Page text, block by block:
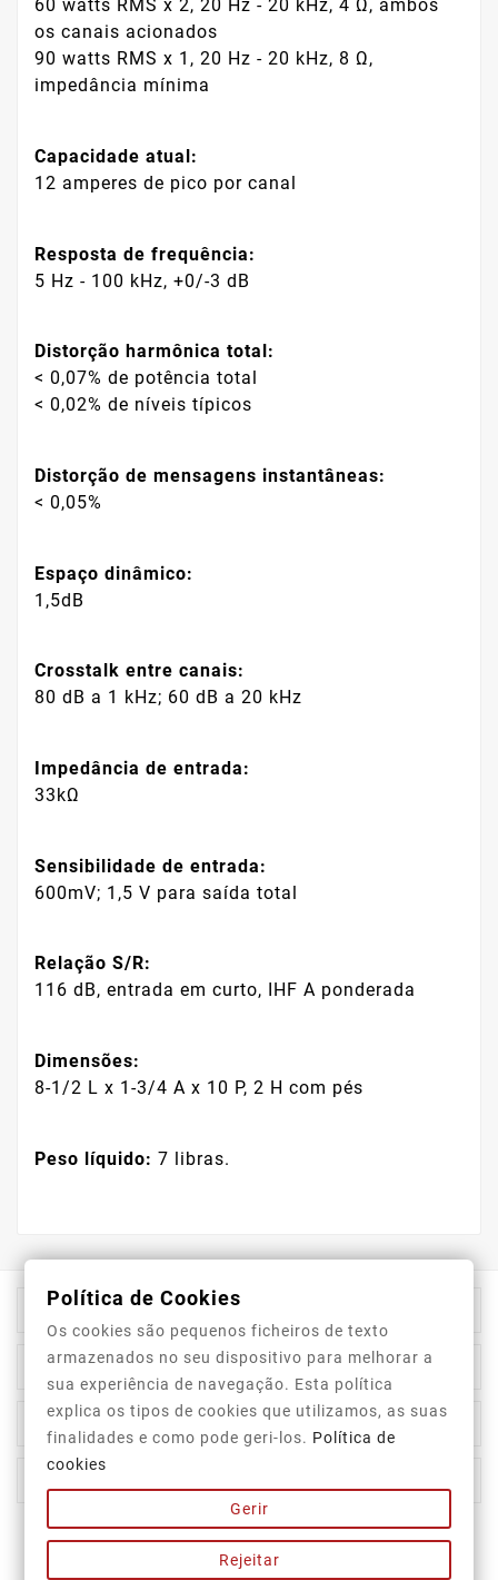
60 watts RMS x 2, 20 Hz - 20 kHz, 4 Ω, ambos
os canais acionados
90 watts RMS x 1, 20 Hz - 20 kHz, 8 Ω,
impedância mínima
Capacidade atual:
12 amperes de pico por canal
Resposta de frequência:
5 Hz - 100 kHz, +0/-3 dB
Distorção harmônica total:
< 0,07% de potência total
< 0,02% de níveis típicos
Distorção de mensagens instantâneas:
< 0,05%
Espaço dinâmico:
1,5dB
Crosstalk entre canais:
80 dB a 1 kHz; 60 dB a 20 kHz
Impedância de entrada:
33kΩ
Sensibilidade de entrada:
600mV; 1,5 V para saída total
Relação S/R:
116 dB, entrada em curto, IHF A ponderada
Dimensões:
8-1/2 L x 1-3/4 A x 10 P, 2 H com pés
Peso líquido: 7 libras.
Informação Da Loja
Top Categorias
A Nossa Empresa

Newsletter
Política de Cookies
Os cookies são pequenos ficheiros de texto
armazenados no seu dispositivo para melhorar a
sua experiência de navegação. Esta política
explica os tipos de cookies que utilizamos, as suas
finalidades e como pode geri-los. Política de
cookies
Gerir
Rejeitar